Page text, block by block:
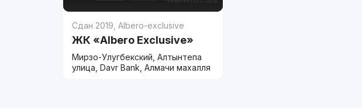
Сдан 2019 ,Albero-exclusive
ЖК «Albero Exclusive»
Мирзо-Улугбекский, Алтынтепа
улица, Davr Bank, Алмачи махалля